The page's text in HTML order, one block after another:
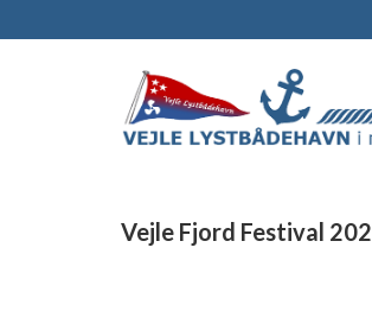
Vejle Fjord Festival